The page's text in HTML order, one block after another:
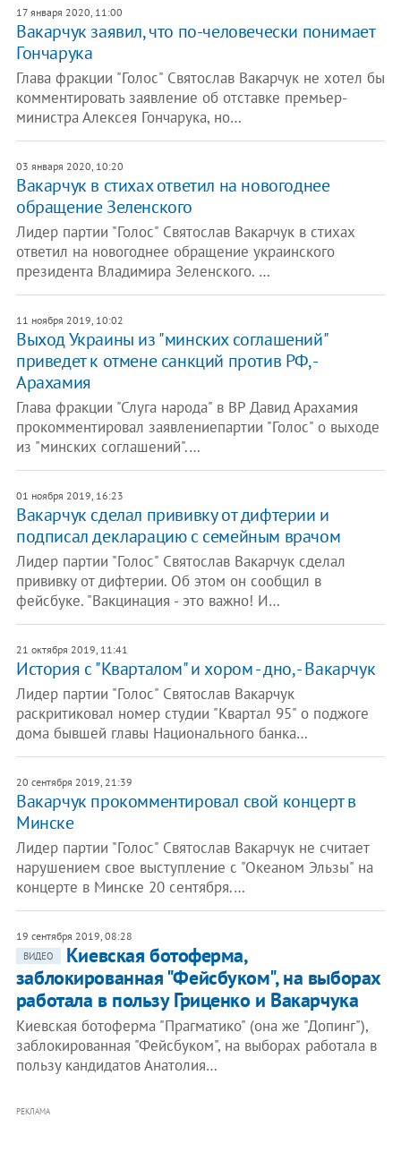
17 января 2020, 11:00
Вакарчук заявил, что по-человечески понимает
Гончарука
Глава фракции "Голос" Святослав Вакарчук не хотел бы
комментировать заявление об отставке премьер-
министра Алексея Гончарука, но…
03 января 2020, 10:20
Вакарчук в стихах ответил на новогоднее
обращение Зеленского
Лидер партии "Голос" Святослав Вакарчук в стихах
ответил на новогоднее обращение украинского
президента Владимира Зеленского. …
11 ноября 2019, 10:02
Выход Украины из "минских соглашений"
приведет к отмене санкций против РФ, -
Арахамия
Глава фракции "Слуга народа" в ВР Давид Арахамия
прокомментировал заявлениепартии "Голос" о выходе
из "минских соглашений".…
01 ноября 2019, 16:23
Вакарчук сделал прививку от дифтерии и
подписал декларацию с семейным врачом
Лидер партии "Голос" Святослав Вакарчук сделал
прививку от дифтерии. Об этом он сообщил в
фейсбуке. "Вакцинация - это важно! И…
21 октября 2019, 11:41
История с "Кварталом" и хором - дно, - Вакарчук
Лидер партии "Голос" Святослав Вакарчук
раскритиковал номер студии "Квартал 95" о поджоге
дома бывшей главы Национального банка…
20 сентября 2019, 21:39
Вакарчук прокомментировал свой концерт в
Минске
Лидер партии "Голос" Святослав Вакарчук не считает
нарушением свое выступление с "Океаном Эльзы" на
концерте в Минске 20 сентября.…
19 сентября 2019, 08:28
ВИДЕО
​Киевская ботоферма,
заблокированная "Фейсбуком", на выборах
работала в пользу Гриценко и Вакарчука
Киевская ботоферма "Прагматико" (она же "Допинг"),
заблокированная "Фейсбуком", на выборах работала в
пользу кандидатов Анатолия…
РЕКЛАМА